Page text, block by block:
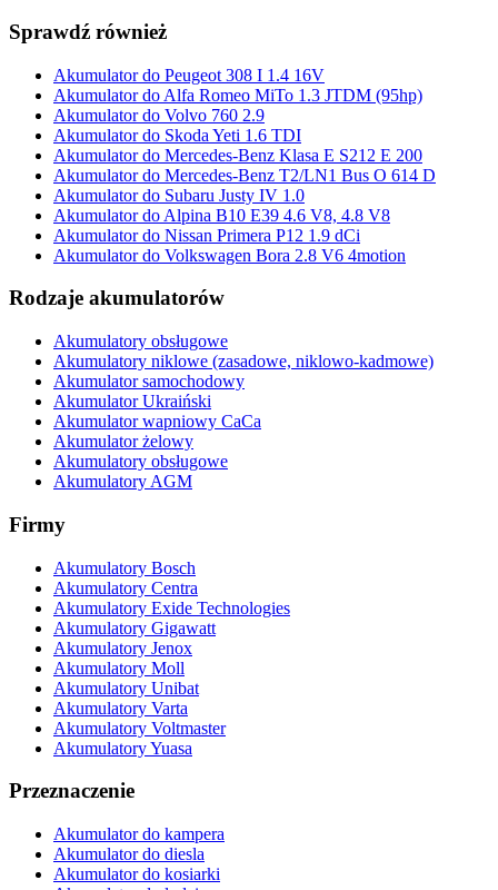
Sprawdź również
Akumulator do Peugeot 308 I 1.4 16V
Akumulator do Alfa Romeo MiTo 1.3 JTDM (95hp)
Akumulator do Volvo 760 2.9
Akumulator do Skoda Yeti 1.6 TDI
Akumulator do Mercedes-Benz Klasa E S212 E 200
Akumulator do Mercedes-Benz T2/LN1 Bus O 614 D
Akumulator do Subaru Justy IV 1.0
Akumulator do Alpina B10 E39 4.6 V8, 4.8 V8
Akumulator do Nissan Primera P12 1.9 dCi
Akumulator do Volkswagen Bora 2.8 V6 4motion
Rodzaje akumulatorów
Akumulatory obsługowe
Akumulatory niklowe (zasadowe, niklowo-kadmowe)
Akumulator samochodowy
Akumulator Ukraiński
Akumulator wapniowy CaCa
Akumulator żelowy
Akumulatory obsługowe
Akumulatory AGM
Firmy
Akumulatory Bosch
Akumulatory Centra
Akumulatory Exide Technologies
Akumulatory Gigawatt
Akumulatory Jenox
Akumulatory Moll
Akumulatory Unibat
Akumulatory Varta
Akumulatory Voltmaster
Akumulatory Yuasa
Przeznaczenie
Akumulator do kampera
Akumulator do diesla
Akumulator do kosiarki